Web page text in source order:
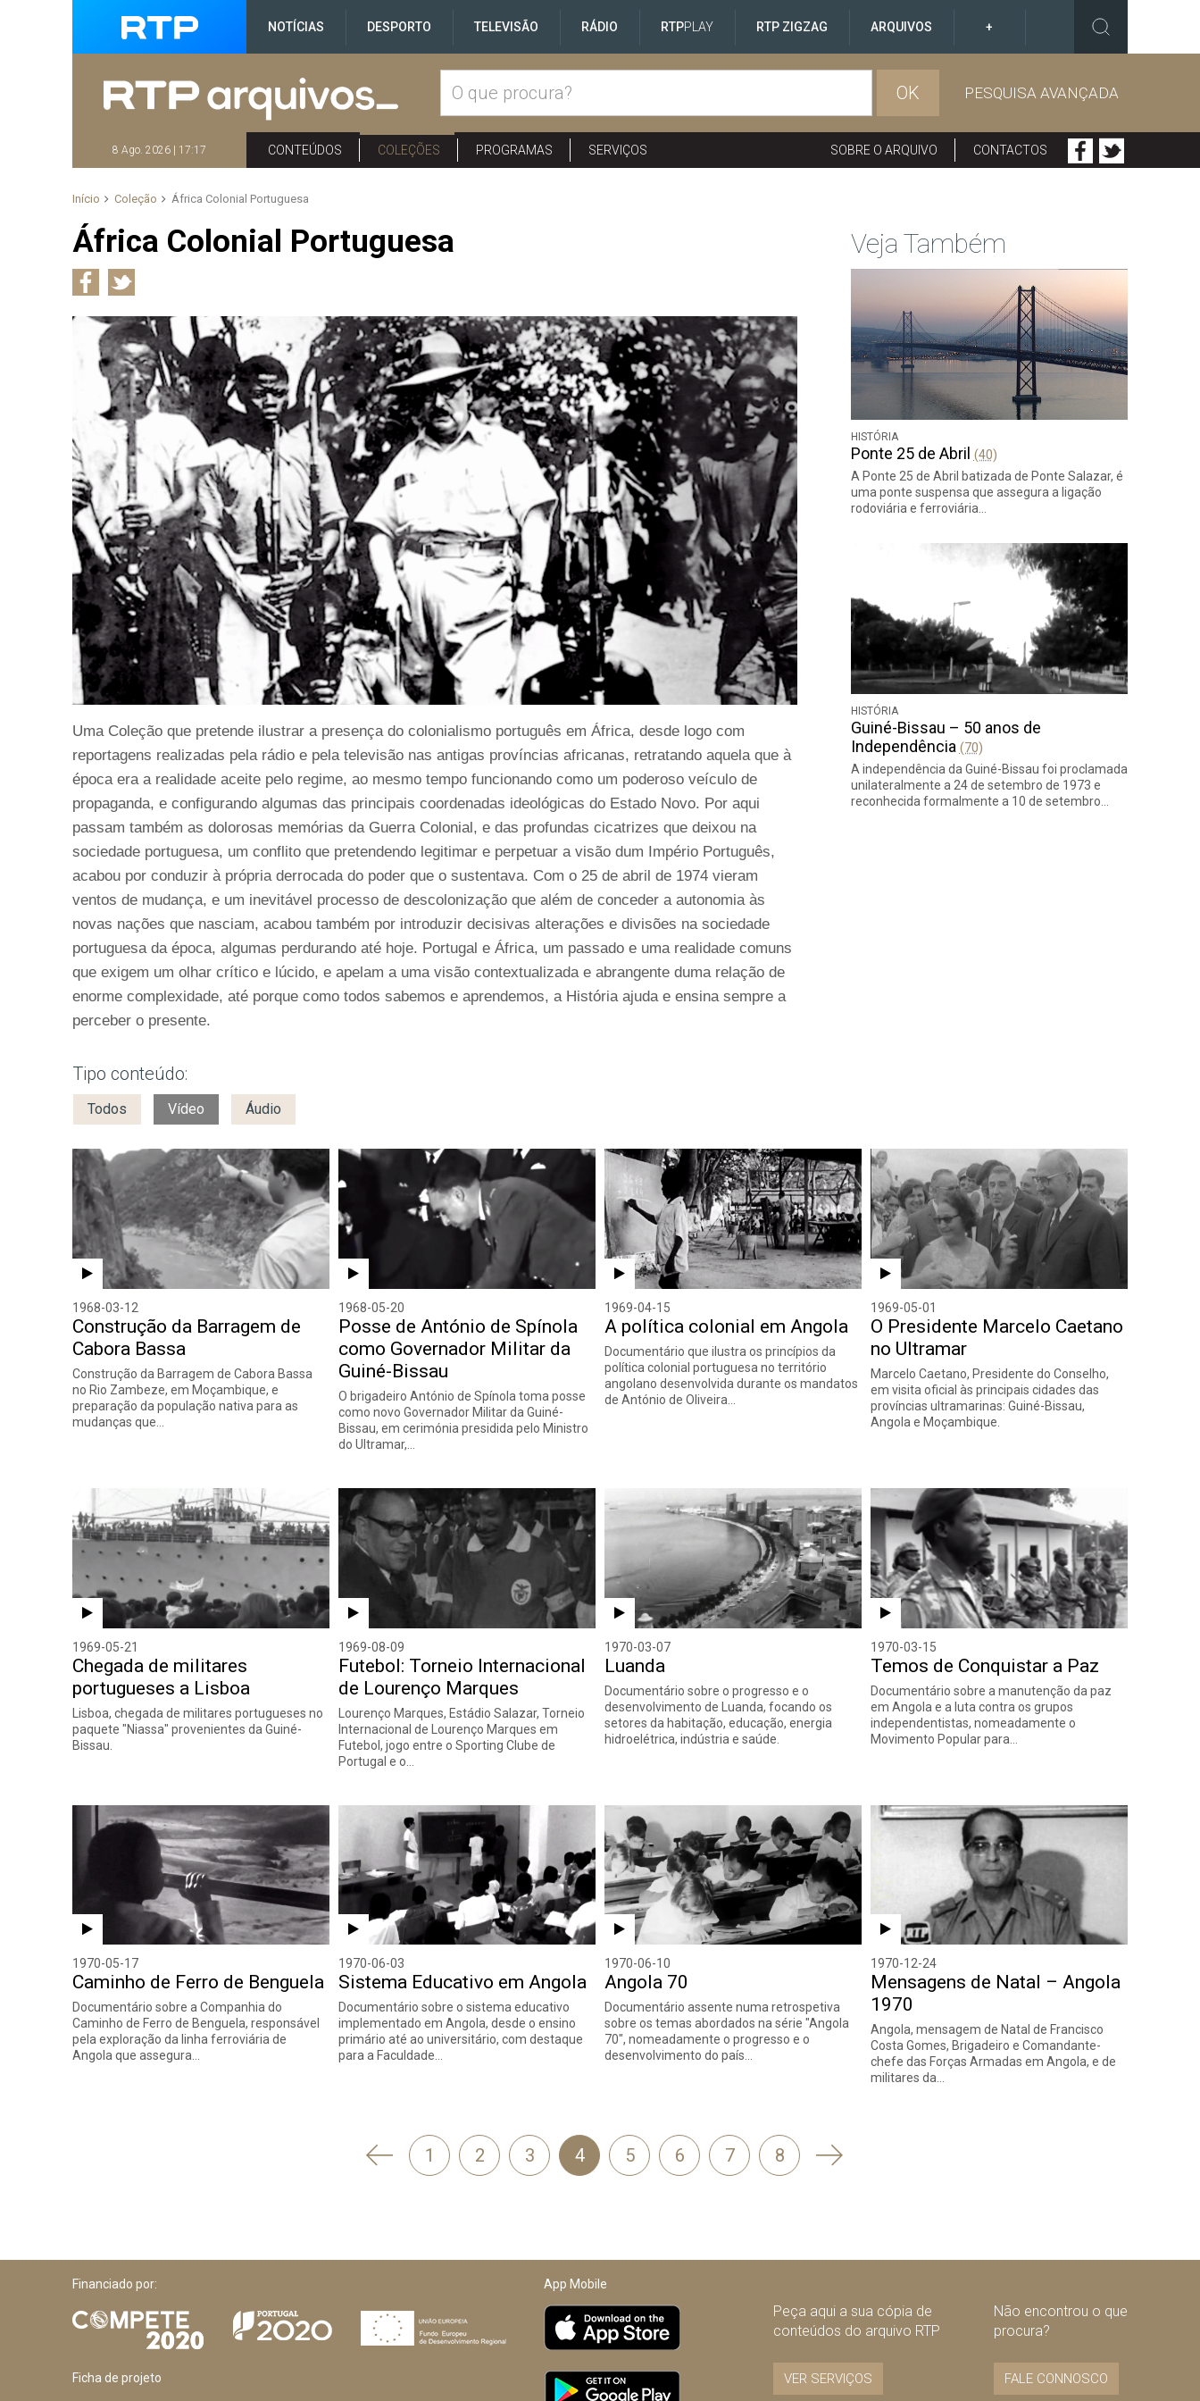
NOTÍCIAS DESPORTO TELEVISÃO RÁDIO RTPPLAY RTP ZIGZAG ARQUIVOS +
OK PESQUISA AVANÇADA
8 Ago. 2026 | 17:17 CONTEÚDOS COLEÇÕES PROGRAMAS SERVIÇOS SOBRE O ARQUIVO CONTACTOS
Início Coleção África Colonial Portuguesa
África Colonial Portuguesa
Uma Coleção que pretende ilustrar a presença do colonialismo português em África, desde logo com
reportagens realizadas pela rádio e pela televisão nas antigas províncias africanas, retratando aquela que à
época era a realidade aceite pelo regime, ao mesmo tempo funcionando como um poderoso veículo de
propaganda, e configurando algumas das principais coordenadas ideológicas do Estado Novo. Por aqui
passam também as dolorosas memórias da Guerra Colonial, e das profundas cicatrizes que deixou na
sociedade portuguesa, um conflito que pretendendo legitimar e perpetuar a visão dum Império Português,
acabou por conduzir à própria derrocada do poder que o sustentava. Com o 25 de abril de 1974 vieram
ventos de mudança, e um inevitável processo de descolonização que além de conceder a autonomia às
novas nações que nasciam, acabou também por introduzir decisivas alterações e divisões na sociedade
portuguesa da época, algumas perdurando até hoje. Portugal e África, um passado e uma realidade comuns
que exigem um olhar crítico e lúcido, e apelam a uma visão contextualizada e abrangente duma relação de
enorme complexidade, até porque como todos sabemos e aprendemos, a História ajuda e ensina sempre a
perceber o presente.
Tipo conteúdo:
Todos Vídeo Áudio
1968-03-12
Construção da Barragem de
Cabora Bassa
Construção da Barragem de Cabora Bassa
no Rio Zambeze, em Moçambique, e
preparação da população nativa para as
mudanças que…
1968-05-20
Posse de António de Spínola
como Governador Militar da
Guiné-Bissau
O brigadeiro António de Spínola toma posse
como novo Governador Militar da Guiné-
Bissau, em cerimónia presidida pelo Ministro
do Ultramar,…
1969-04-15
A política colonial em Angola
Documentário que ilustra os princípios da
política colonial portuguesa no território
angolano desenvolvida durante os mandatos
de António de Oliveira…
1969-05-01
O Presidente Marcelo Caetano
no Ultramar
Marcelo Caetano, Presidente do Conselho,
em visita oficial às principais cidades das
províncias ultramarinas: Guiné-Bissau,
Angola e Moçambique.
1969-05-21
Chegada de militares
portugueses a Lisboa
Lisboa, chegada de militares portugueses no
paquete "Niassa" provenientes da Guiné-
Bissau.
1969-08-09
Futebol: Torneio Internacional
de Lourenço Marques
Lourenço Marques, Estádio Salazar, Torneio
Internacional de Lourenço Marques em
Futebol, jogo entre o Sporting Clube de
Portugal e o…
1970-03-07
Luanda
Documentário sobre o progresso e o
desenvolvimento de Luanda, focando os
setores da habitação, educação, energia
hidroelétrica, indústria e saúde.
1970-03-15
Temos de Conquistar a Paz
Documentário sobre a manutenção da paz
em Angola e a luta contra os grupos
independentistas, nomeadamente o
Movimento Popular para…
1970-05-17
Caminho de Ferro de Benguela
Documentário sobre a Companhia do
Caminho de Ferro de Benguela, responsável
pela exploração da linha ferroviária de
Angola que assegura…
1970-06-03
Sistema Educativo em Angola
Documentário sobre o sistema educativo
implementado em Angola, desde o ensino
primário até ao universitário, com destaque
para a Faculdade…
1970-06-10
Angola 70
Documentário assente numa retrospetiva
sobre os temas abordados na série "Angola
70", nomeadamente o progresso e o
desenvolvimento do país…
1970-12-24
Mensagens de Natal – Angola
1970
Angola, mensagem de Natal de Francisco
Costa Gomes, Brigadeiro e Comandante-
chefe das Forças Armadas em Angola, e de
militares da…
'
1 2 3 4 5 6 7 8 Seguinte
Veja Também
HISTÓRIA
Ponte 25 de Abril (40)
A Ponte 25 de Abril batizada de Ponte Salazar, é
uma ponte suspensa que assegura a ligação
rodoviária e ferroviária…
HISTÓRIA
Guiné-Bissau – 50 anos de
Independência (70)
A independência da Guiné-Bissau foi proclamada
unilateralmente a 24 de setembro de 1973 e
reconhecida formalmente a 10 de setembro…
Financiado por:
Ficha de projeto
App Mobile
Peça aqui a sua cópia de
conteúdos do arquivo RTP
VER SERVIÇOS
Não encontrou o que
procura?
FALE CONNOSCO